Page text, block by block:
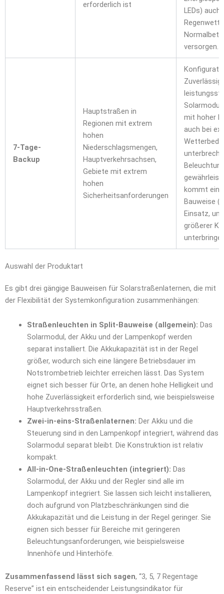
erforderlich ist
LEDs) auch
versorgen.
7-Tage-
Backup
Hauptstraßen in
Regionen mit extrem
hohen
Niederschlagsmengen,
Hauptverkehrsachsen,
Gebiete mit extrem
hohen
Sicherheitsanforderungen
mit hoher
auch bei
kommt
Bauweise
Einsatz,
größerer
Auswahl der Produktart
Es gibt drei gängige Bauweisen für Solarstraßenlaternen, die mit
der Flexibilität der Systemkonfiguration zusammenhängen:
Straßenleuchten in Split-Bauweise (allgemein): Das
Solarmodul, der Akku und der Lampenkopf werden
separat installiert. Die Akkukapazität ist in der Regel
größer, wodurch sich eine längere Betriebsdauer im
Notstrombetrieb leichter erreichen lässt. Das System
eignet sich besser für Orte, an denen hohe Helligkeit und
hohe Zuverlässigkeit erforderlich sind, wie beispielsweise
Hauptverkehrsstraßen.
Zwei-in-eins-Straßenlaternen: Der Akku und die
Steuerung sind in den Lampenkopf integriert, während das
Solarmodul separat bleibt. Die Konstruktion ist relativ
kompakt.
All-in-One-Straßenleuchten (integriert): Das
Solarmodul, der Akku und der Regler sind alle im
Lampenkopf integriert. Sie lassen sich leicht installieren,
doch aufgrund von Platzbeschränkungen sind die
Akkukapazität und die Leistung in der Regel geringer. Sie
eignen sich besser für Bereiche mit geringeren
Beleuchtungsanforderungen, wie beispielsweise
Innenhöfe und Hinterhöfe.
Zusammenfassend lässt sich sagen, “3, 5, 7 Regentage
Reserve” ist ein entscheidender Leistungsindikator für